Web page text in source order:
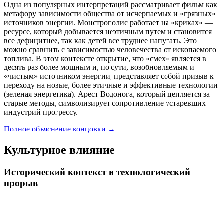
Одна из популярных интерпретаций рассматривает фильм как
метафору зависимости общества от исчерпаемых и «грязных»
источников энергии. Монстрополис работает на «криках» —
ресурсе, который добывается неэтичным путем и становится
все дефицитнее, так как детей все труднее напугать. Это
можно сравнить с зависимостью человечества от ископаемого
топлива. В этом контексте открытие, что «смех» является в
десять раз более мощным и, по сути, возобновляемым и
«чистым» источником энергии, представляет собой призыв к
переходу на новые, более этичные и эффективные технологии
(зеленая энергетика). Арест Водонога, который цепляется за
старые методы, символизирует сопротивление устаревших
индустрий прогрессу.
Полное объяснение концовки →
Культурное влияние
Исторический контекст и технологический
прорыв